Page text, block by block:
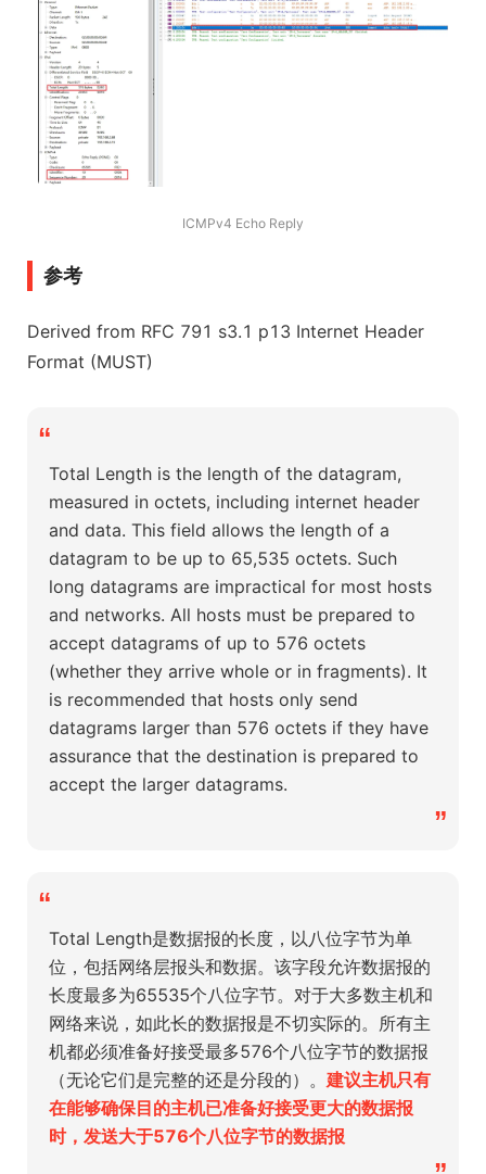
ICMPv4 Echo Reply
参考
Derived from RFC 791 s3.1 p13 Internet Header
Format (MUST)
“
Total Length is the length of the datagram,
measured in octets, including internet header
and data. This field allows the length of a
datagram to be up to 65,535 octets. Such
long datagrams are impractical for most hosts
and networks. All hosts must be prepared to
accept datagrams of up to 576 octets
(whether they arrive whole or in fragments). It
is recommended that hosts only send
datagrams larger than 576 octets if they have
assurance that the destination is prepared to
accept the larger datagrams.
”
“
Total Length是数据报的长度，以八位字节为单
位，包括网络层报头和数据。该字段允许数据报的
长度最多为65535个八位字节。对于大多数主机和
网络来说，如此长的数据报是不切实际的。所有主
机都必须准备好接受最多576个八位字节的数据报
（无论它们是完整的还是分段的）。 建议主机只有
在能够确保目的主机已准备好接受更大的数据报
时，发送大于576个八位字节的数据报